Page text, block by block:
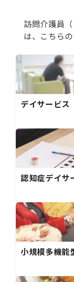
訪問介護員
は、こちら
デイサービス
認知症デイサ
小規模多機能